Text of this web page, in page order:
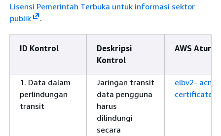
Lisensi Pemerintah Terbuka untuk informasi sektor
publik
.
ID Kontrol
Deskripsi
Kontrol
AWS
1. Data dalam
perlindungan
transit
Jaringan transit
data pengguna
harus
dilindungi
secara
elbv2- acm-
certificate-